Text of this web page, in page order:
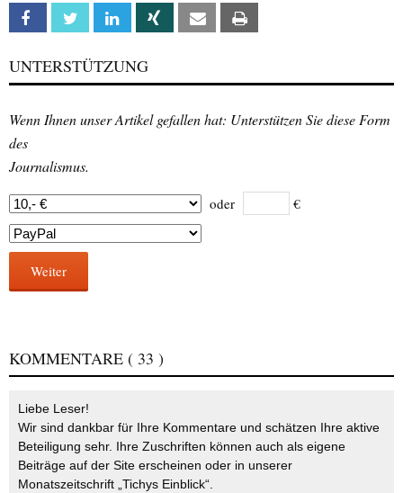
Facebook Twitter Linkedin Xing Email
UNTERSTÜTZUNG
Wenn Ihnen unser Artikel gefallen hat: Unterstützen Sie diese Form
des
Journalismus.
oder €
Weiter
KOMMENTARE ( 33 )
Liebe Leser!
Wir sind dankbar für Ihre Kommentare und schätzen Ihre aktive
Beteiligung sehr. Ihre Zuschriften können auch als eigene
Beiträge auf der Site erscheinen oder in unserer
Monatszeitschrift „Tichys Einblick“.